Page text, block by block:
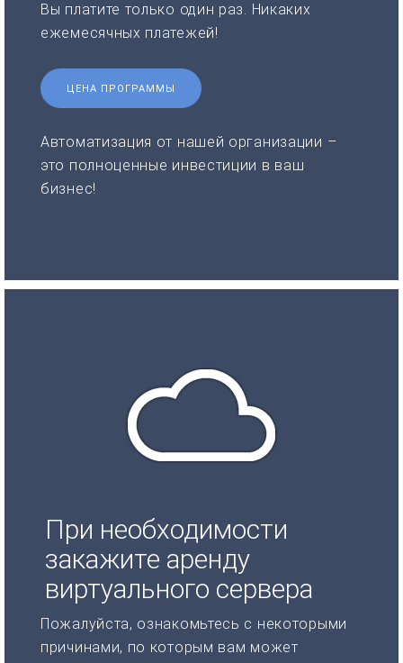
Вы платите только один раз. Никаких
ежемесячных платежей!
ЦЕНА ПРОГРАММЫ
Автоматизация от нашей организации –
это полноценные инвестиции в ваш
бизнес!
При необходимости
закажите аренду
виртуального сервера
Пожалуйста, ознакомьтесь с некоторыми
причинами, по которым вам может